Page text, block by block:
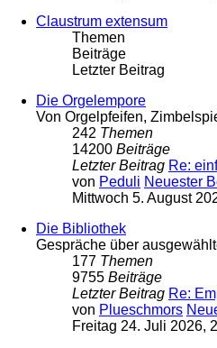
Claustrum extensum
Themen
Beiträge
Letzter Beitrag
Die Orgelempore
Von Orgelpfeifen,
242 Themen
14200 Beiträge
Letzter Beitrag Re:
von Peduli Neuester
Mittwoch 5. August
Die Bibliothek
Gespräche über
177 Themen
9755 Beiträge
Letzter Beitrag Re:
von Plueschmors
Freitag 24. Juli 2026,